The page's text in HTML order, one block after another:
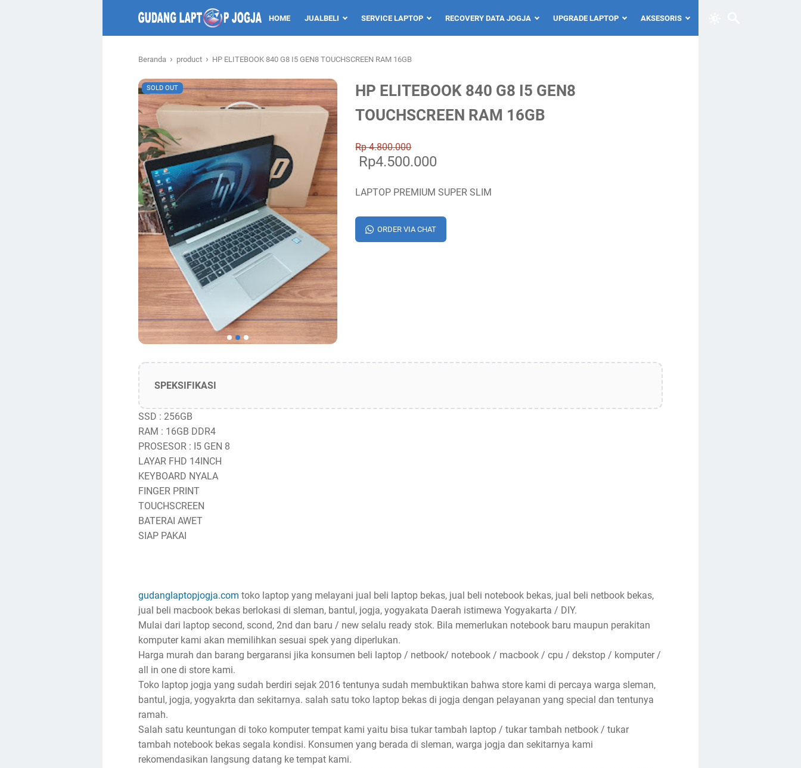
HOME JUALBELI SERVICE LAPTOP RECOVERY DATA JOGJA UPGRADE LAPTOP AKSESORIS
Beranda › product › HP ELITEBOOK 840 G8 I5 GEN8 TOUCHSCREEN RAM 16GB
HP ELITEBOOK 840 G8 I5 GEN8
TOUCHSCREEN RAM 16GB
SOLD OUT
Rp 4.800.000
Rp4.500.000
LAPTOP PREMIUM SUPER SLIM
ORDER VIA CHAT
SPEKSIFIKASI
SSD : 256GB
RAM : 16GB DDR4
PROSESOR : I5 GEN 8
LAYAR FHD 14INCH
KEYBOARD NYALA
FINGER PRINT
TOUCHSCREEN
BATERAI AWET
SIAP PAKAI
gudanglaptopjogja.com toko laptop yang melayani jual beli laptop bekas, jual beli notebook bekas, jual beli netbook bekas,
jual beli macbook bekas berlokasi di sleman, bantul, jogja, yogyakata Daerah istimewa Yogyakarta / DIY.
Mulai dari laptop second, scond, 2nd dan baru / new selalu ready stok. Bila memerlukan notebook baru maupun perakitan
komputer kami akan memilihkan sesuai spek yang diperlukan.
Harga murah dan barang bergaransi jika konsumen beli laptop / netbook/ notebook / macbook / cpu / dekstop / komputer /
all in one di store kami.
Toko laptop jogja yang sudah berdiri sejak 2016 tentunya sudah membuktikan bahwa store kami di percaya warga sleman,
bantul, jogja, yogyakrta dan sekitarnya. salah satu toko laptop bekas di jogja dengan pelayanan yang special dan tentunya
ramah.
Salah satu keuntungan di toko komputer tempat kami yaitu bisa tukar tambah laptop / tukar tambah netbook / tukar
tambah notebook bekas segala kondisi. Konsumen yang berada di sleman, warga jogja dan sekitarnya kami
rekomendasikan langsung datang ke tempat kami.